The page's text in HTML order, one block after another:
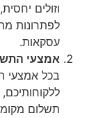
וזולים
לפתרונות
עסקאות.
אמצעי
בכל אמצעי
תשלום